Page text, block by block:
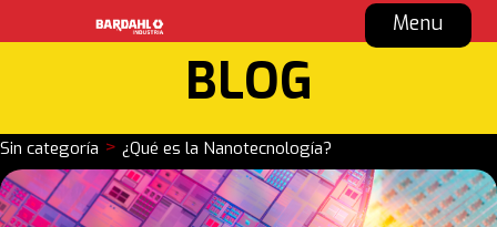
Menu
BLOG
Sin categoría > ¿Qué es la Nanotecnología?